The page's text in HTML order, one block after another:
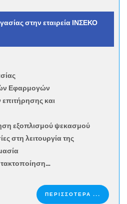
στην εταιρεία ΙΝΣΕΚΟ
Εφαρμογών
και
εξοπλισμού ψεκασμού
στη λειτουργία της
ΠΕΡΙΣΣΟΤΕΡΑ ...